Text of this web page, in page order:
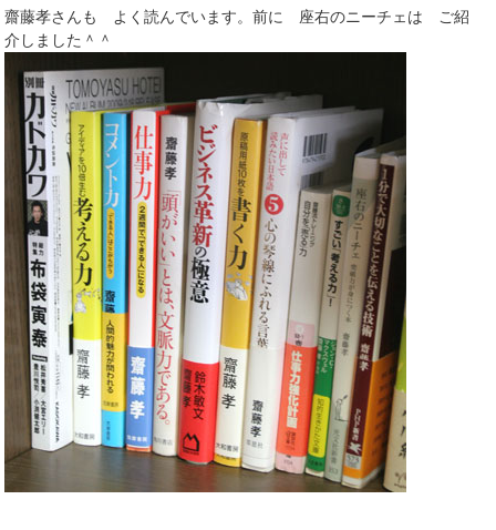
齋藤孝さんも よく読んでいます。前に 座右のニーチェは ご紹
介しました＾＾